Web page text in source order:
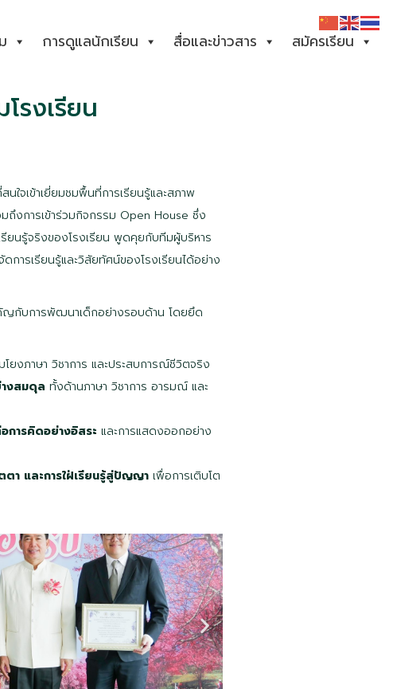
การดูแลนักเรียน สื่อและข่าวสาร สมัครเรียน
รงเรียน
นใจเข้าเยี่ยมชมพื้นที่การเรียนรู้และสภาพ
ถึงการเข้าร่วมกิจกรรม Open House ซึ่ง
รียนรู้จริงของโรงเรียน พูดคุยกับทีมผู้บริหาร
ดการเรียนรู้และวิสัยทัศน์ของโรงเรียนได้อย่าง
คัญกับการพัฒนาเด็กอย่างรอบด้าน โดยยึด
โยงภาษา วิชาการ และประสบการณ์ชีวิตจริง
งสมดุล ทั้งด้านภาษา วิชาการ อารมณ์ และ
การคิดอย่างอิสระ และการแสดงออกอย่าง
ตา และการใฝ่เรียนรู้สู่ปัญญา เพื่อการเติบโต